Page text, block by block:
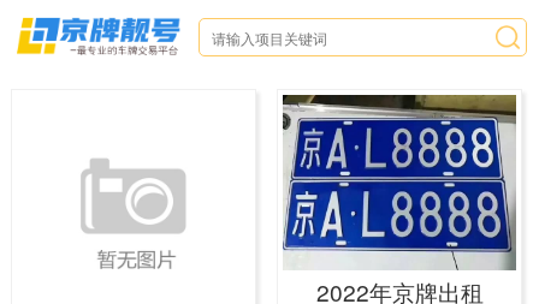
2022年京牌出租